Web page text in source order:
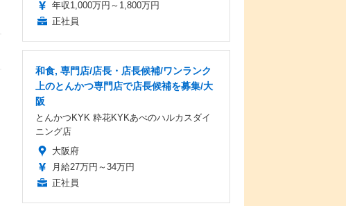
年収1,000万円～1,800万円
正社員
和食, 専門店/店長・店長候補/ワンランク
上のとんかつ専門店で店長候補を募集/大
阪
とんかつKYK 粋花KYKあべのハルカスダイ
ニング店
大阪府
月給27万円～34万円
正社員